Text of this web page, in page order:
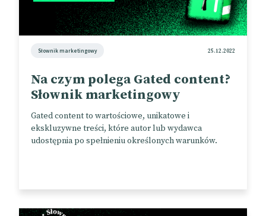
Słownik marketingowy 25.12.2022
Na czym polega Gated content?
Słownik marketingowy
Gated content to wartościowe, unikatowe i
ekskluzywne treści, które autor lub wydawca
udostępnia po spełnieniu określonych warunków.